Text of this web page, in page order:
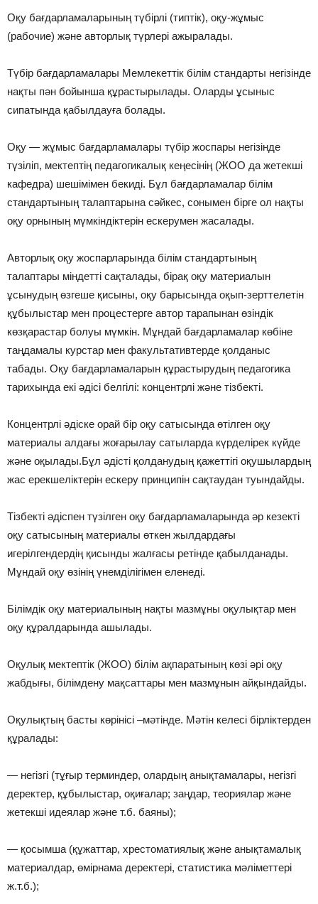
Оқу бағдарламаларының түбірлі (типтік), оқу-жұмыс
(рабочие) жəне авторлық түрлері ажыралады.
Түбір бағдарламалары Мемлекеттік білім стандарты негізінде
нақты пəн бойынша құрастырылады. Оларды ұсыныс
сипатында қабылдауға болады.
Оқу — жұмыс бағдарламалары түбір жоспары негізінде
түзіліп, мектептің педагогикалық кеңесінің (ЖОО да жетекші
кафедра) шешімімен бекиді. Бұл бағдарламалар білім
стандартының талаптарына сəйкес, сонымен бірге ол нақты
оқу орнының мүмкіндіктерін ескерумен жасалады.
Авторлық оқу жоспарларында білім стандартының
талаптары міндетті сақталады, бірақ оқу материалын
ұсынудың өзгеше қисыны, оқу барысында оқып-зерттелетін
құбылыстар мен процестерге автор тарапынан өзіндік
көзқарастар болуы мүмкін. Мұндай бағдарламалар көбіне
таңдамалы курстар мен факультативтерде қолданыс
табады. Оқу бағдарламаларын құрастырудың педагогика
тарихында екі əдісі белгілі: концентрлі жəне тізбекті.
Концентрлі əдіске орай бір оқу сатысында өтілген оқу
материалы алдағы жоғарылау сатыларда күрделірек күйде
жəне оқылады.Бұл əдісті қолданудың қажеттігі оқушылардың
жас ерекшеліктерін ескеру принципін сақтаудан туындайды.
Тізбекті əдіспен түзілген оқу бағдарламаларында əр кезекті
оқу сатысының материалы өткен жылдардағы
игерілгендердің қисынды жалғасы ретінде қабылданады.
Мұндай оқу өзінің үнемділігімен еленеді.
Білімдік оқу материалының нақты мазмұны оқулықтар мен
оқу құралдарында ашылады.
Оқулық мектептік (ЖОО) білім ақпаратының көзі əрі оқу
жабдығы, білімдену мақсаттары мен мазмұнын айқындайды.
Оқулықтың басты көрінісі –мəтінде. Мəтін келесі бірліктерден
құралады:
— негізгі (тұғыр терминдер, олардың анықтамалары, негізгі
деректер, құбылыстар, оқиғалар; заңдар, теориялар жəне
жетекші идеялар жəне т.б. баяны);
— қосымша (құжаттар, хрестоматиялық жəне анықтамалық
материалдар, өмірнама деректері, статистика мəліметтері
ж.т.б.);